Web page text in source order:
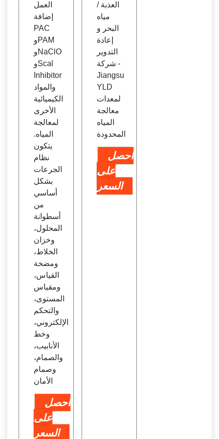
العمل
إضافة
PAC
وPAM
وNaClO
وScal
Inhibitor
والمواد
الكيميائية
الأخرى
لمعالجة
المياه.
يتكون
نظام
الجرعات
بشكل
أساسي
من
أسطوانة
المحلول،
وخزان
الخلاط،
ومضخة
القياس،
ومقياس
المستوى،
والتحكم
الإلكتروني،
وخط
الأنابيب،
والصمام،
وصمام
الأمان
احصل
على
السعر
العذبة /
مياه
البحر و
إعادة
التدوير
- شركة
Jiangsu
YLD
لمعدات
معالجة
المياه
المحدودة
احصل
على
السعر